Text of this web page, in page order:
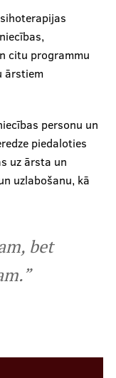
citu programmu
ārstiem
personu un
piedaloties
uz ārsta un
uzlabošanu, kā
bet